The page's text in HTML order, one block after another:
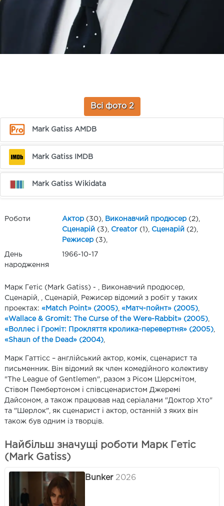
Всі фото 2
Mark Gatiss AMDB
Mark Gatiss IMDB
Mark Gatiss Wikidata
Роботи Актор (30), Виконавчий продюсер (2),
Сценарій (3), Creator (1), Сценарій (2),
Режисер (3),
День
народження
1966-10-17
Марк Гетіс (Mark Gatiss) - , Виконавчий продюсер,
Сценарій, , Сценарій, Режисер відомий з робіт у таких
проектах: «Match Point» (2005) «Матч-пойнт» (2005)
«Wallace & Gromit: The Curse of the Were-Rabbit» (2005)
«Воллес і Громіт: Прокляття кролика-перевертня» (2005)
«Shaun of the Dead» (2004)
Марк Гаттісс – англійський актор, комік, сценарист та
письменник. Він відомий як член комедійного колективу
"The League of Gentlemen", разом з Рісом Шерсмітом,
Стівом Пембертоном і співсценаристом Джеремі
Дайсоном, а також працював над серіалами "Доктор Хто"
та "Шерлок", як сценарист і актор, останній з яких він
також був одним із творців.
Найбільш значущі роботи Марк Гетіс
(Mark Gatiss)
Bunker 2026